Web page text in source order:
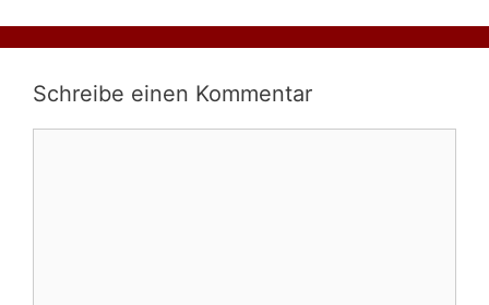
Schreibe einen Kommentar